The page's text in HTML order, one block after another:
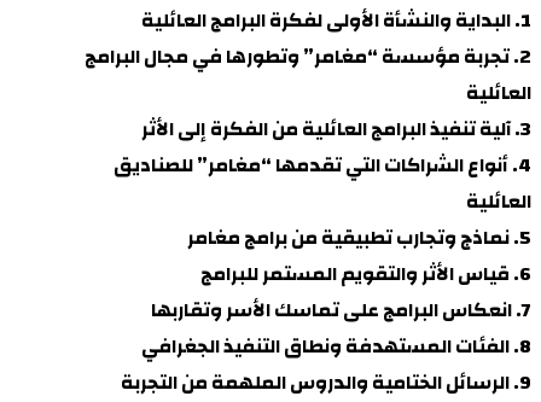
1. البداية والنشأة الأولى لفكرة البرامج العائلية
2. تجربة مؤسسة “مغامر” وتطورها في مجال البرامج
العائلية
3. آلية تنفيذ البرامج العائلية من الفكرة إلى الأثر
4. أنواع الشراكات التي تقدمها “مغامر” للصناديق
العائلية
5. نماذج وتجارب تطبيقية من برامج مغامر
6. قياس الأثر والتقويم المستمر للبرامج
7. انعكاس البرامج على تماسك الأسر وتقاربها
8. الفئات المستهدفة ونطاق التنفيذ الجغرافي
9. الرسائل الختامية والدروس الملهمة من التجربة